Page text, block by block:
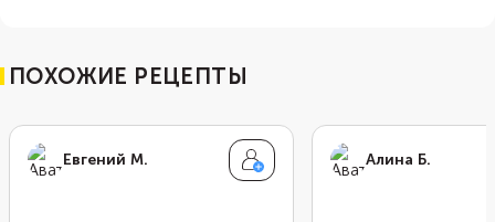
ПОХОЖИЕ РЕЦЕПТЫ
Евгений М. Алина Б.